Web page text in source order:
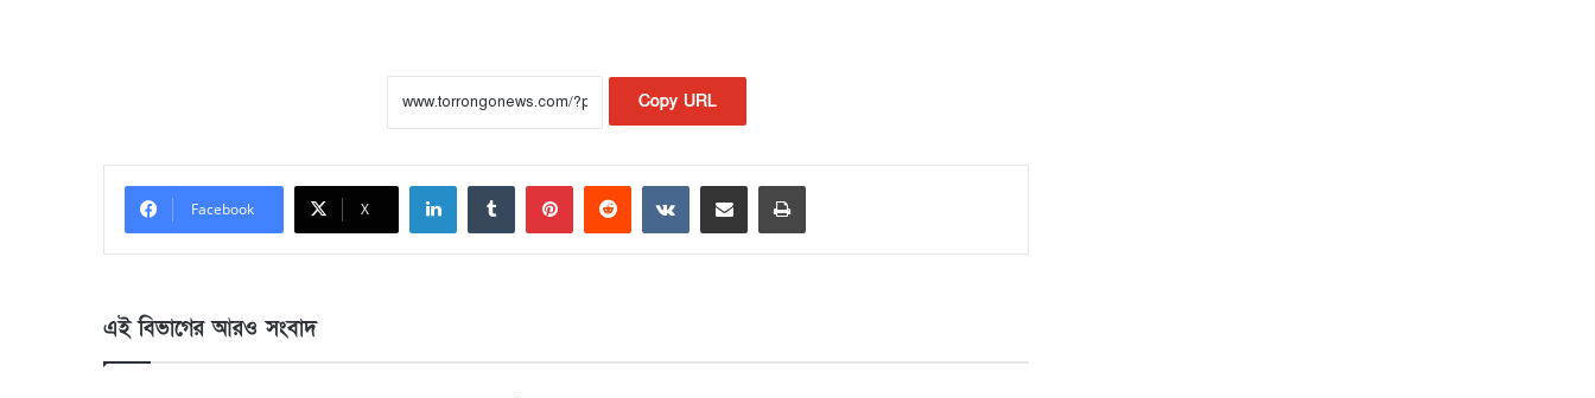
Copy URL
Facebook X
LinkedIn VKontakte
এই বিভাগের আরও সংবাদ